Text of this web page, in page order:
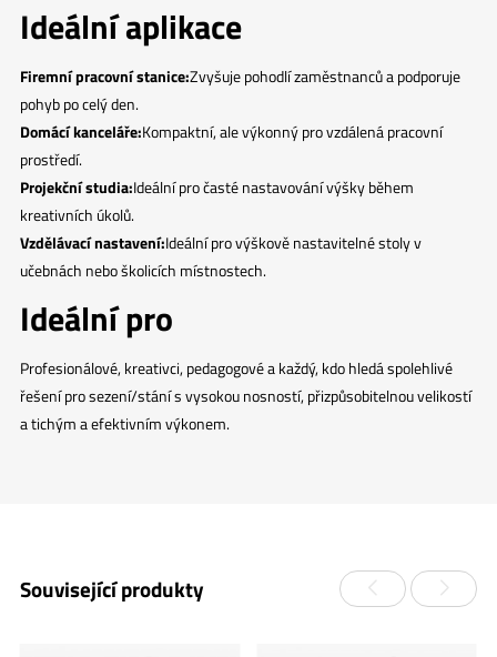
Ideální aplikace
Firemní pracovní stanice:Zvyšuje pohodlí zaměstnanců a podporuje
pohyb po celý den.
Domácí kanceláře:Kompaktní, ale výkonný pro vzdálená pracovní
prostředí.
Projekční studia:Ideální pro časté nastavování výšky během
kreativních úkolů.
Vzdělávací nastavení:Ideální pro výškově nastavitelné stoly v
učebnách nebo školicích místnostech.
Ideální pro
Profesionálové, kreativci, pedagogové a každý, kdo hledá spolehlivé
řešení pro sezení/stání s vysokou nosností, přizpůsobitelnou velikostí
a tichým a efektivním výkonem.
Související produkty